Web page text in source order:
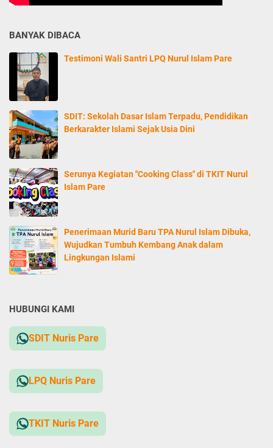
BANYAK DIBACA
Testimoni Wali Santri LPQ Nurul Islam Pare
SDIT: Sekolah Dasar Islam Terpadu, Pendidikan
Berkarakter Islami Sejak Usia Dini
Serunya Kegiatan "Cooking Class" di TKIT Nurul
Islam Pare
Penerimaan Murid Baru TPA Nurul Islam Dibuka,
Wujudkan Tumbuh Kembang Anak dalam
Lingkungan Islami
HUBUNGI KAMI
SDIT Nuris Pare
LPQ Nuris Pare
TKIT Nuris Pare